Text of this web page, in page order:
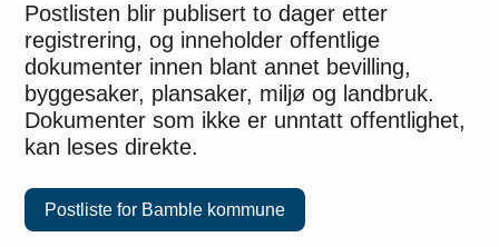
Postlisten blir publisert to dager etter
registrering, og inneholder offentlige
dokumenter innen blant annet bevilling,
byggesaker, plansaker, miljø og landbruk.
Dokumenter som ikke er unntatt offentlighet,
kan leses direkte.
Postliste for Bamble kommune